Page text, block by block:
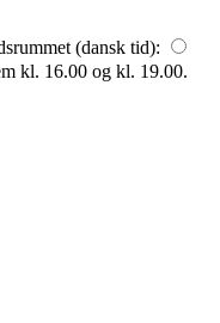
(dansk tid):
kl. 16.00 og kl. 19.00.